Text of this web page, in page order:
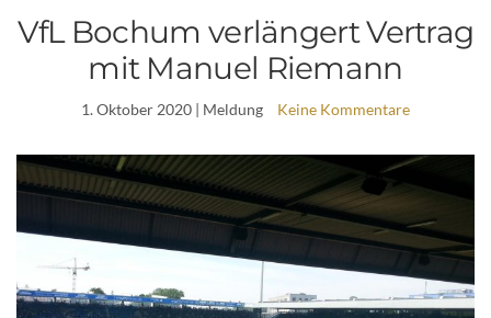
VfL Bochum verlängert Vertrag
mit Manuel Riemann
1. Oktober 2020 | Meldung Keine Kommentare